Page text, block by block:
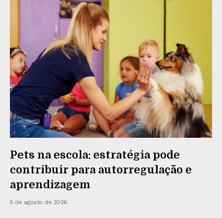
Pets na escola: estratégia pode
contribuir para autorregulação e
aprendizagem
5 de agosto de 2026